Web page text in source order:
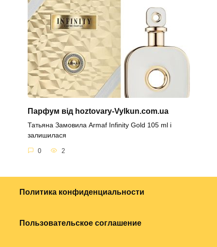
Парфум від hoztovary-Vylkun.com.ua
Татьяна Замовила Armaf Infinity Gold 105 ml і
залишилася
0 2
Политика конфиденциальности
Пользовательское соглашение